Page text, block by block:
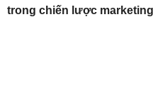
trong chiến lược